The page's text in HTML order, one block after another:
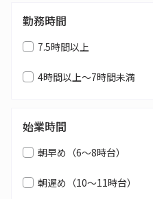
勤務時間
7.5時間以上
4時間以上～7時間未満
始業時間
朝早め（6～8時台）
朝遅め（10～11時台）